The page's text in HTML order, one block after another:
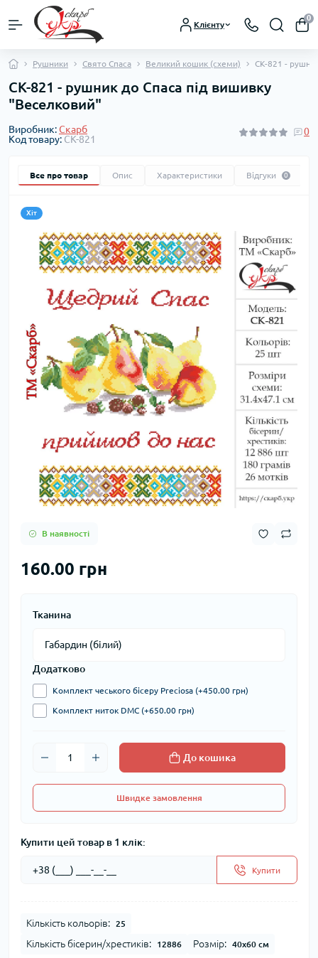
Клієнту
0
Рушники Свято Спаса Великий кошик (схеми) СК-821 -
СК-821 - рушник до Спаса під вишивку
"Веселковий"
Виробник:Скарб
Код товару: СК-821
0
Все про товар Опис Характеристики Відгуки 0
Хіт
В наявності
160.00 грн
Тканина
Додатково
Комплект чеського бісеру Preciosa (+450.00 грн)
Комплект ниток DMC (+650.00 грн)
До кошика
Швидке замовлення
Купити цей товар в 1 клік:
Купити
Кількість кольорів: 25
Кількість бісерин/хрестиків: 12886 Розмір: 40х60 см